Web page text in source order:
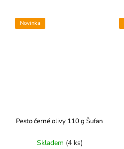
Novinka
Pesto černé olivy 110 g Šufan
Skladem (4 ks)